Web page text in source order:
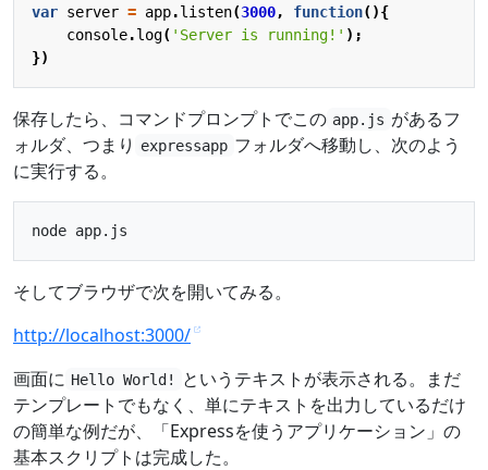
var server = app.listen(3000, function(){
console.log( 'Server is running!' );
})
保存したら、コマンドプロンプトでこの app.js があるフ
ォルダ、つまり
expressapp フォルダへ移動し、次のよう
に実行する。
そしてブラウザで次を開いてみる。
http://localhost:3000/
画面に Hello World!
というテキストが表示される。まだ
テンプレートでもなく、単にテキストを出力しているだけ
の簡単な例だが、「Expressを使うアプリケーション」の
基本スクリプトは完成した。